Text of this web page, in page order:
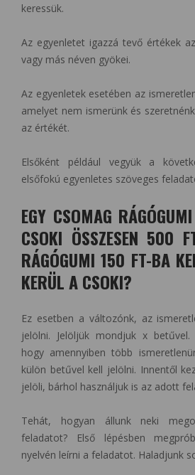
keressük.
Az egyenletet igazzá tevő értékek
vagy más néven gyökei.
Az egyenletek esetében az
amelyet nem ismerünk és
az értékét.
Elsőként például vegyük a
elsőfokú egyenletes szöveges
EGY CSOMAG
CSOKI ÖSSZESEN 500
RÁGÓGUMI 150 FT-BA
KERÜL A CSOKI?
Ez esetben a változónk, az
jelölni. Jelöljük mondjuk x betűvel.
hogy amennyiben több
külön betűvel kell jelölni. Innentől
jelöli, bárhol használjuk is az adott
Tehát, hogyan állunk neki
feladatot? Első lépésben
nyelvén leírni a feladatot. Haladjunk